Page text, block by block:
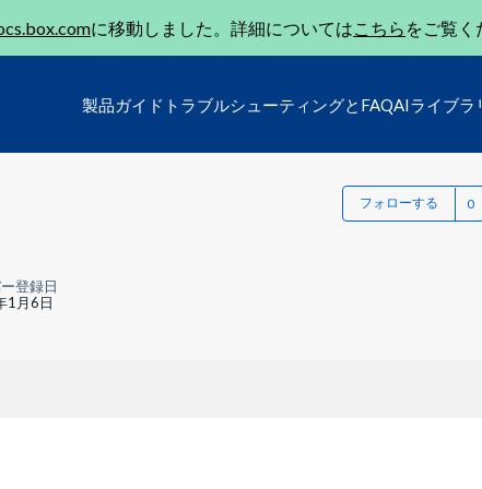
に移動しました。詳細についてはこちら をご覧く
製品ガイド トラブルシューティングとFAQAIライブラ
フォローする
登録日
1月6日